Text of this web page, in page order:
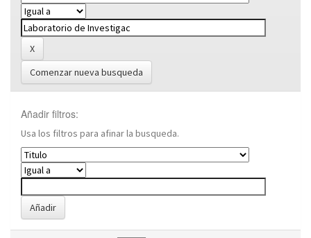
Comenzar nueva busqueda
Añadir filtros:
Usa los filtros para afinar la busqueda.